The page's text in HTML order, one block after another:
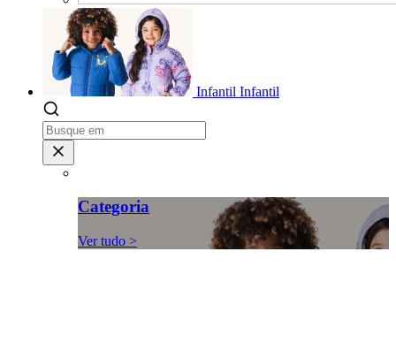
Infantil Infantil
Categoria
Ver tudo >